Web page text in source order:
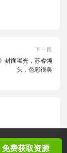
免费获取资源
下一篇
封面曝光，苏睿领
头，色彩很美